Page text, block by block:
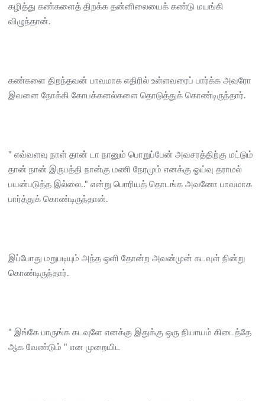
கழித்து கண்களைத் திறக்க தன்னிலையைக் கண்டு மயங்கி
விழுந்தான்.
கண்களை திறந்தவன் பாவமாக எதிரில் உள்ளவரைப் பார்க்க அவரோ
இவனை நோக்கி கோபக்கனல்களை தொடுத்துக் கொண்டிருந்தார்.
" எவ்வளவு நாள் தான் டா நானும் பொறுப்பேன் அவசரத்திற்கு மட்டும்
தான் நான் இருபத்தி நான்கு மணி நேரமும் எனக்கு ஓய்வு தராமல்
பயன்படுத்த இல்லை.." என்று பொரியத் தொடங்க அவனோ பாவமாக
பார்த்துக் கொண்டிருந்தான்.
இப்போது மறுபடியும் அந்த ஒளி தோன்ற அவன்முன் கடவுள் நின்று
கொண்டிருந்தார்.
" இங்கே பாருங்க கடவுளே எனக்கு இதுக்கு ஒரு நியாயம் கிடைத்தே
ஆக வேண்டும் " என முறையிட